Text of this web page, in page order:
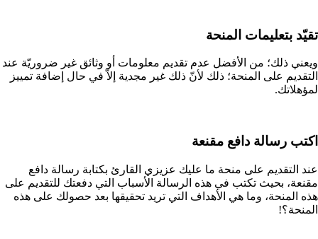
تقيّد بتعليمات المنحة
ويعني ذلك؛ من الأفضل عدم تقديم معلومات أو وثائق غير ضروريّة عند
التقديم على المنحة؛ ذلك لأنّ ذلك غير مجدية إلاّ في حال إضافة تمييز
لمؤهلاتك.
اكتب رسالة دافع مقنعة
عند التقديم على منحة ما عليك عزيزي القارئ بكتابة رسالة دافع
مقنعة، بحيث تكتب في هذه الرسالة الأسباب التي دفعتك للتقديم على
هذه المنحة، وما هي الأهداف التي تريد تحقيقها بعد حصولك على هذه
المنحة؟!